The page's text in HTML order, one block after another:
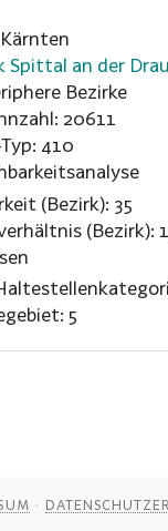
Spittal an der Drau
Bezirke
20611
410
(Bezirk): 35
(Bezirk):
5